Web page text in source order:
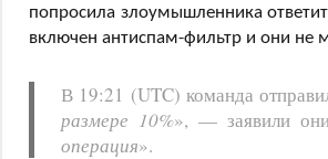
попросила злоумышленника
включен антиспам-фильтр и они не
В 19:21 (UTC) команда
размере 10%», — заявили
операция».